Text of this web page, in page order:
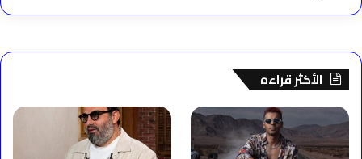
الأكثر قراءه